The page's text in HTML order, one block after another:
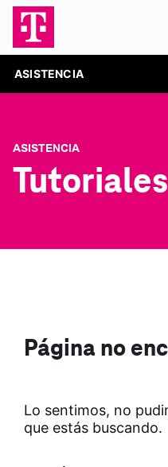
ASISTENCIA
ASISTENCIA
Tutoriales